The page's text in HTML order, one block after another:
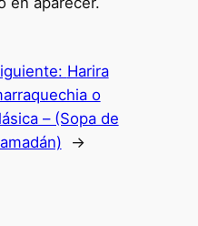
Harira
o
– (Sopa de
→